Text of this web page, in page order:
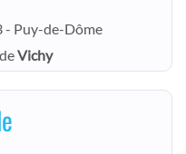
- Puy-de-Dôme
deVichy